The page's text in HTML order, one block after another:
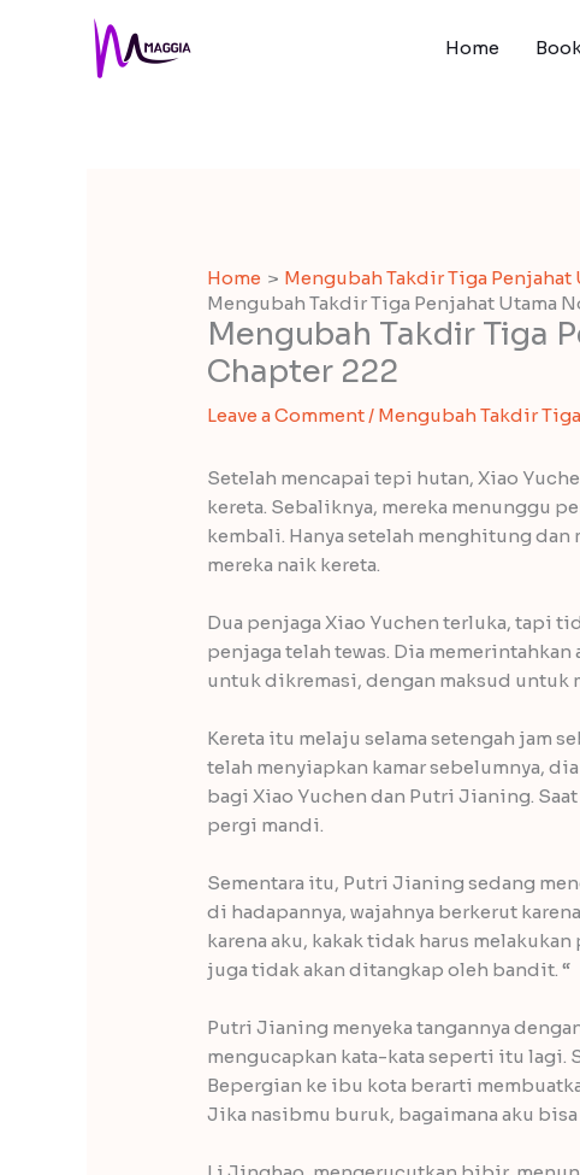
Home
Home
Mengubah Takdir Tiga Penjahat
Mengubah Takdir Tiga Penjahat Utama
Mengubah Takdir Tiga
Chapter 222
Leave a Comment/ Mengubah Takdir
Setelah mencapai tepi hutan, Xiao
kereta. Sebaliknya, mereka menunggu
kembali. Hanya setelah menghitung
mereka naik kereta.
Dua penjaga Xiao Yuchen terluka, tapi
penjaga telah tewas. Dia
untuk dikremasi, dengan maksud untuk
Kereta itu melaju selama setengah jam
telah menyiapkan kamar sebelumnya,
bagi Xiao Yuchen dan Putri Jianing.
pergi mandi.
Sementara itu, Putri Jianing sedang
di hadapannya, wajahnya berkerut
karena aku, kakak tidak harus
juga tidak akan ditangkap oleh bandit. “
Putri Jianing menyeka tangannya
mengucapkan kata-kata seperti itu lagi.
Bepergian ke ibu kota berarti
Jika nasibmu buruk, bagaimana aku